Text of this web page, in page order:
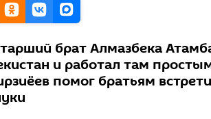
брат Алмазбека
и работал там
помог братьям